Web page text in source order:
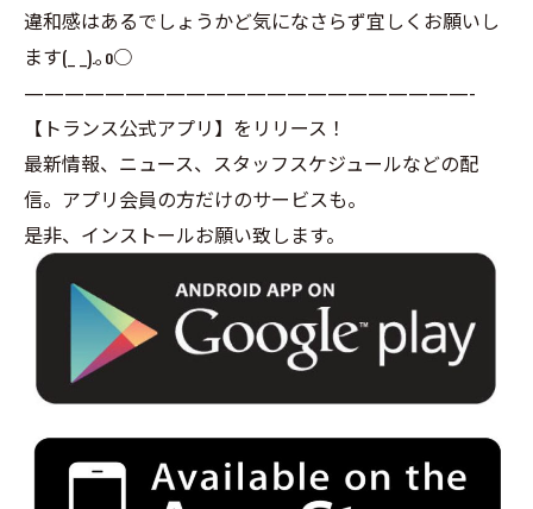
違和感はあるでしょうかど気になさらず宜しくお願いし
ます(_ _).｡o○
——————————————————————-
【トランス公式アプリ】をリリース！
最新情報、ニュース、スタッフスケジュールなどの配
信。アプリ会員の方だけのサービスも。
是非、インストールお願い致します。